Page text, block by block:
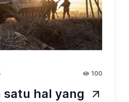
100
satu hal yang